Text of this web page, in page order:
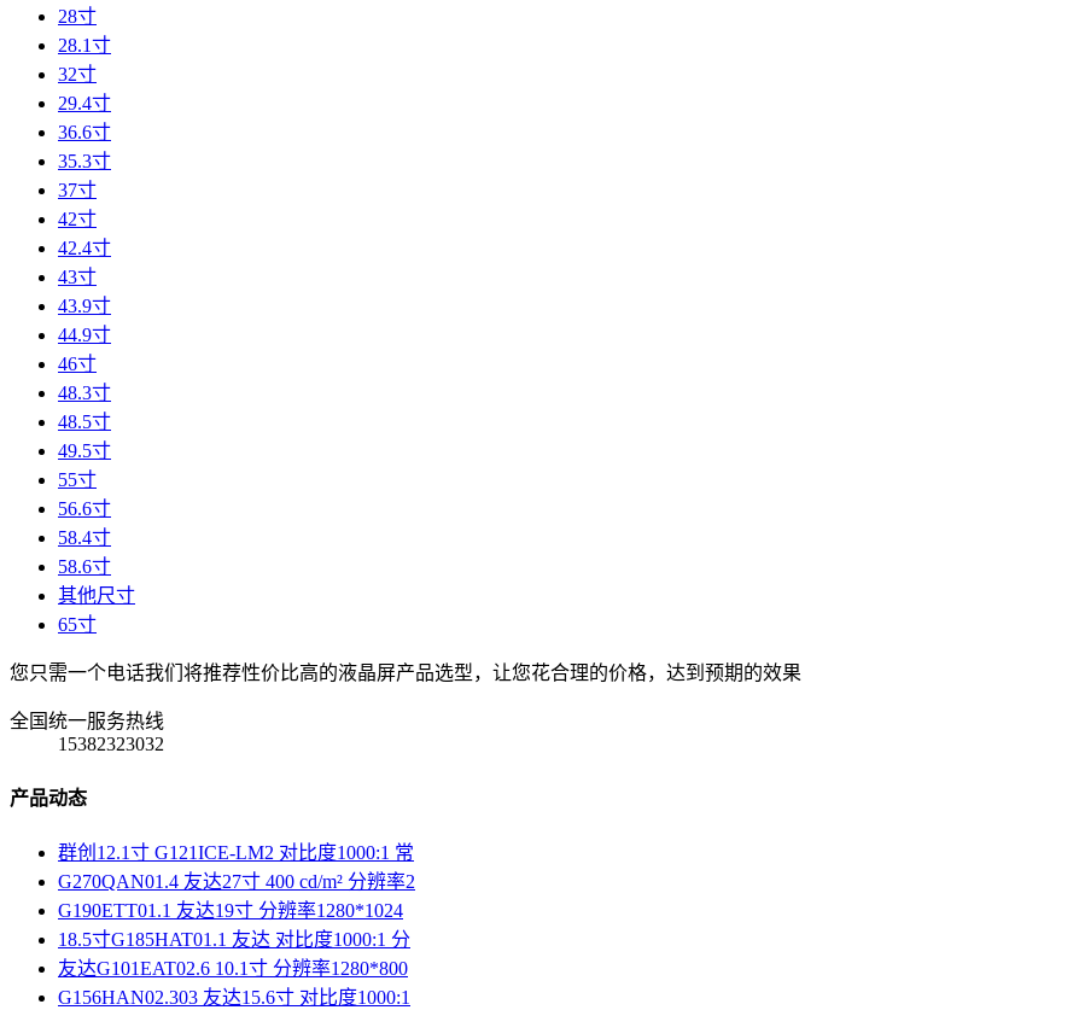
28寸
28.1寸
32寸
29.4寸
36.6寸
35.3寸
37寸
42寸
42.4寸
43寸
43.9寸
44.9寸
46寸
48.3寸
48.5寸
49.5寸
55寸
56.6寸
58.4寸
58.6寸
其他尺寸
65寸
您只需一个电话我们将推荐性价比高的液晶屏产品选型，让您花合理的价格，达到预期的效果
全国统一服务热线
15382323032
产品动态
群创12.1寸 G121ICE-LM2 对比度1000:1 常
G270QAN01.4 友达27寸 400 cd/m² 分辨率2
G190ETT01.1 友达19寸 分辨率1280*1024
18.5寸G185HAT01.1 友达 对比度1000:1 分
友达G101EAT02.6 10.1寸 分辨率1280*800
G156HAN02.303 友达15.6寸 对比度1000:1